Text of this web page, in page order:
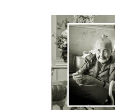
ปี ว่าจะไปต่อหรื
มาจากที่ทางหนุ่มโต
ผู้ช่วยผู้จัดการ จน
ฐานทั้งแชทและค
เนื่อง